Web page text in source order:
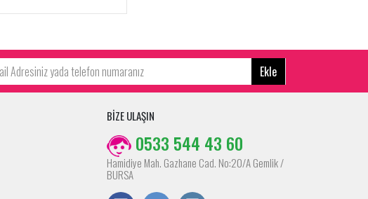
Ekle
BİZE ULAŞIN
0533 544 43 60
Hamidiye Mah. Gazhane Cad. No:20/A Gemlik /
BURSA